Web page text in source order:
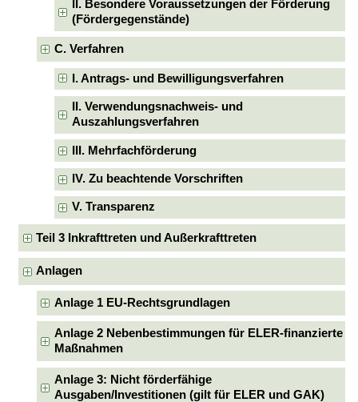
II. Besondere Voraussetzungen der Förderung
(Fördergegenstände)
C. Verfahren
I. Antrags- und Bewilligungsverfahren
II. Verwendungsnachweis- und
Auszahlungsverfahren
III. Mehrfachförderung
IV. Zu beachtende Vorschriften
V. Transparenz
Teil 3 Inkrafttreten und Außerkrafttreten
Anlagen
Anlage 1 EU-Rechtsgrundlagen
Anlage 2 Nebenbestimmungen für ELER-finanzierte
Maßnahmen
Anlage 3: Nicht förderfähige
Ausgaben/Investitionen (gilt für ELER und GAK)